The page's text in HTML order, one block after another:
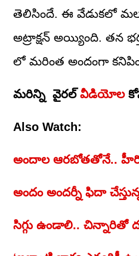
తెలిసిందే. ఈ వేడుకలో
అట్రాక్షన్ అయ్యింది. తన
లో మరింత అందంగా
మరిన్ని వైరల్ వీడియోల
Also Watch:
అందాల ఆరబోతతోనే..
అందం అందర్నీ ఫిదా
సిగ్గు ఉండాలి.. చిన్నారితో